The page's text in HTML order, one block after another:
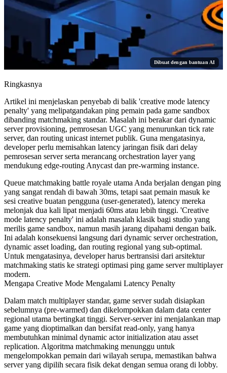
Dibuat dengan bantuan AI
Ringkasnya
Artikel ini menjelaskan penyebab di balik 'creative mode latency
penalty' yang melipatgandakan ping pemain pada game sandbox
dibanding matchmaking standar. Masalah ini berakar dari dynamic
server provisioning, pemrosesan UGC yang menurunkan tick rate
server, dan routing unicast internet publik. Guna mengatasinya,
developer perlu memisahkan latency jaringan fisik dari delay
pemrosesan server serta merancang orchestration layer yang
mendukung edge-routing Anycast dan pre-warming instance.
Queue matchmaking battle royale utama Anda berjalan dengan ping
yang sangat rendah di bawah 30ms, tetapi saat pemain masuk ke
sesi creative buatan pengguna (user-generated), latency mereka
melonjak dua kali lipat menjadi 60ms atau lebih tinggi. 'Creative
mode latency penalty' ini adalah masalah klasik bagi studio yang
merilis game sandbox, namun masih jarang dipahami dengan baik.
Ini adalah konsekuensi langsung dari dynamic server orchestration,
dynamic asset loading, dan routing regional yang sub-optimal.
Untuk mengatasinya, developer harus bertransisi dari arsitektur
matchmaking statis ke strategi optimasi ping game server multiplayer
modern.
Mengapa Creative Mode Mengalami Latency Penalty
Dalam match multiplayer standar, game server sudah disiapkan
sebelumnya (pre-warmed) dan dikelompokkan dalam data center
regional utama bertingkat tinggi. Server-server ini menjalankan map
game yang dioptimalkan dan bersifat read-only, yang hanya
membutuhkan minimal dynamic actor initialization atau asset
replication. Algoritma matchmaking menunggu untuk
mengelompokkan pemain dari wilayah serupa, memastikan bahwa
server yang dipilih secara fisik dekat dengan semua orang di lobby.